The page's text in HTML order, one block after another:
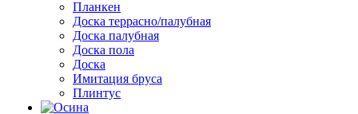
Планкен
Доска террасно/палубная
Доска палубная
Доска пола
Доска
Имитация бруса
Плинтус